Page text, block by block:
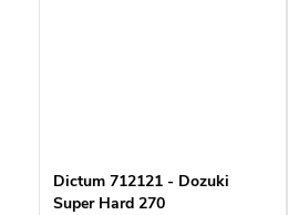
Dictum 712121 - Dozuki
Super Hard 270